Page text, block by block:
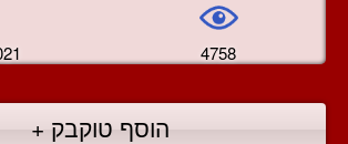
4758
הוסף טוקבק +